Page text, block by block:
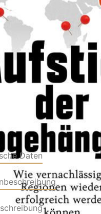
Siedler|Penguin
UK
1
Daten